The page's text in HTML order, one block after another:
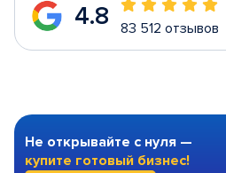
4.8 83 512 отзывов
Не открывайте с нуля —
купите готовый бизнес!